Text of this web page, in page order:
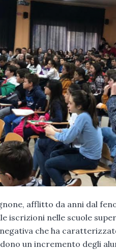
afflitto da anni dal
iscrizioni nelle scuole
che ha
un incremento degli